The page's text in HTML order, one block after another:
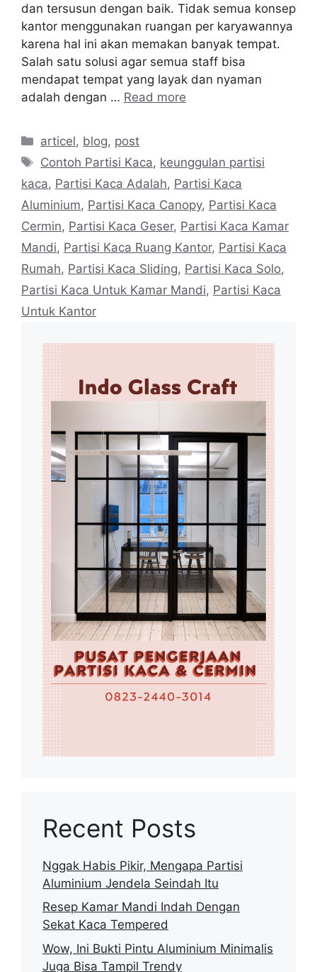
dan tersusun dengan baik. Tidak semua konsep
kantor menggunakan ruangan per karyawannya
karena hal ini akan memakan banyak tempat.
Salah satu solusi agar semua staff bisa
mendapat tempat yang layak dan nyaman
adalah dengan … Read more
Categories
articel, blog, post
Tags
Contoh Partisi Kaca, keunggulan partisi
kaca, Partisi Kaca Adalah, Partisi Kaca
Aluminium, Partisi Kaca Canopy, Partisi Kaca
Cermin, Partisi Kaca Geser, Partisi Kaca Kamar
Mandi, Partisi Kaca Ruang Kantor, Partisi Kaca
Rumah, Partisi Kaca Sliding, Partisi Kaca Solo,
Partisi Kaca Untuk Kamar Mandi, Partisi Kaca
Untuk Kantor
Recent Posts
Nggak Habis Pikir, Mengapa Partisi
Aluminium Jendela Seindah Itu
Resep Kamar Mandi Indah Dengan
Sekat Kaca Tempered
Wow, Ini Bukti Pintu Aluminium Minimalis
Juga Bisa Tampil Trendy